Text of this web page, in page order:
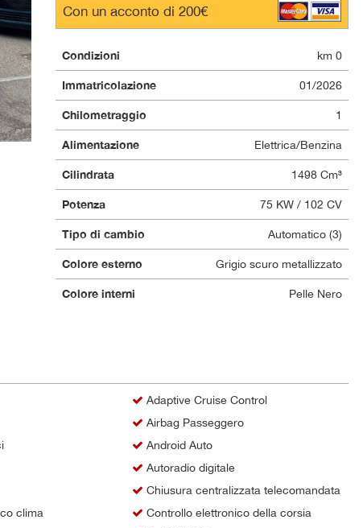
Con un acconto di 200€
Condizioni km 0
Immatricolazione 01/2026
Chilometraggio 1
Alimentazione Elettrica/Benzina
Cilindrata 1498 Cm³
Potenza 75 KW / 102 CV
Tipo di cambio Automatico (3)
Colore esterno Grigio scuro metallizzato
Colore interni Pelle Nero
clima
Adaptive Cruise Control
Airbag Passeggero
Android Auto
Autoradio digitale
Chiusura centralizzata telecomandata
Controllo elettronico della corsia